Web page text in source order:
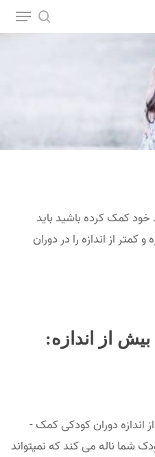
خود کمک کرده باشید باید
کمتر از اندازه را در دوران
از اندازه:
بارزترین نشانه ­ی وابستگی بیش از اندازه دوران کودکی کمک ­
شما ناله می­ کند که نمی­تواند